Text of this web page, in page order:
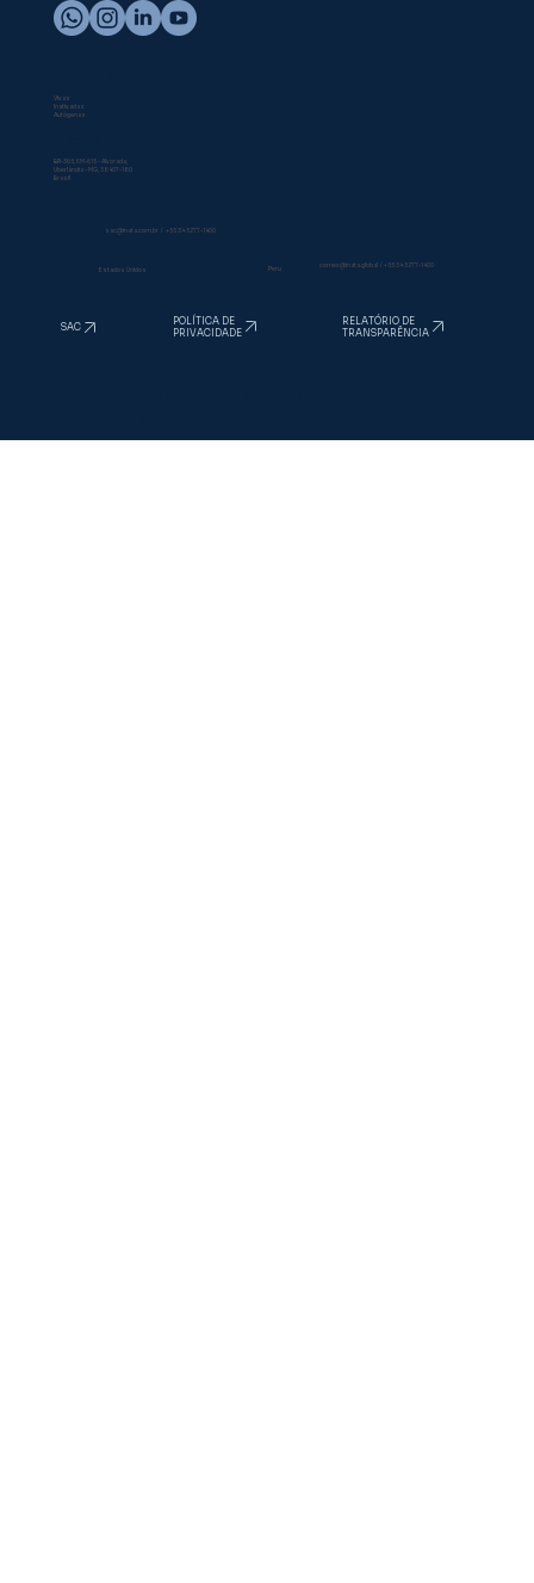
Estados Unidos Peru
comex@inata.global +55 34 3277-1400
Vivas
Inativadas
Autógenas
BR-365, KM-615 - Alvorada,
Uberlândia - MG, 38407-180
Brasil
SAC
POLÍTICA DE
PRIVACIDADE
RELATÓRIO DE
TRANSPARÊNCIA
sac@inata.com.br +55 34 3277-1400